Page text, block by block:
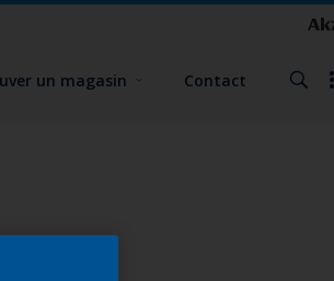
un magasin Contact